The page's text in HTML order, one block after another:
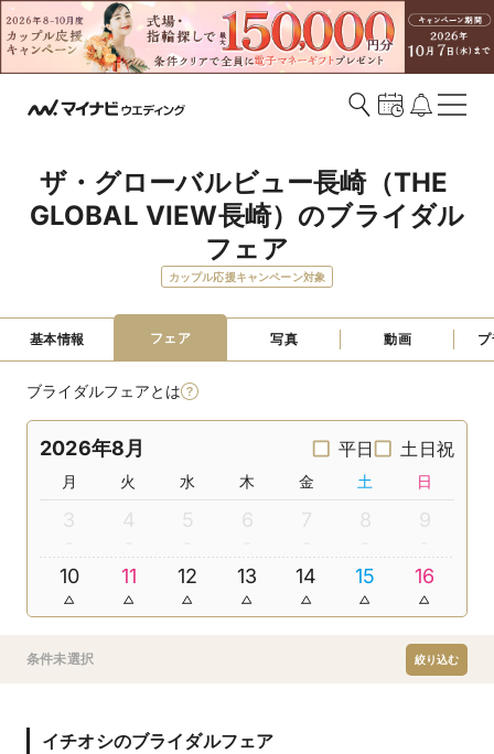
ザ・グローバルビュー長崎（THE
GLOBAL VIEW長崎）のブライダル
フェア
カップル応援キャンペーン対象
基本情報 フェア 写真 動画
ブライダルフェアとは
2026年8月 平日 土日祝
月 火 水 木 金 土 日
3 4 5 6 7 8 9
10 11 12 13 14 15 16
条件未選択 絞り込む
イチオシのブライダルフェア